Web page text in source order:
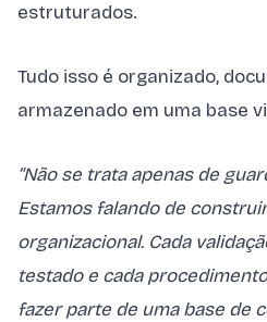
estruturados.
Tudo isso é organizado,
armazenado em uma base
“Não se trata apenas de
Estamos falando de
organizacional. Cada
testado e cada
fazer parte de uma base de